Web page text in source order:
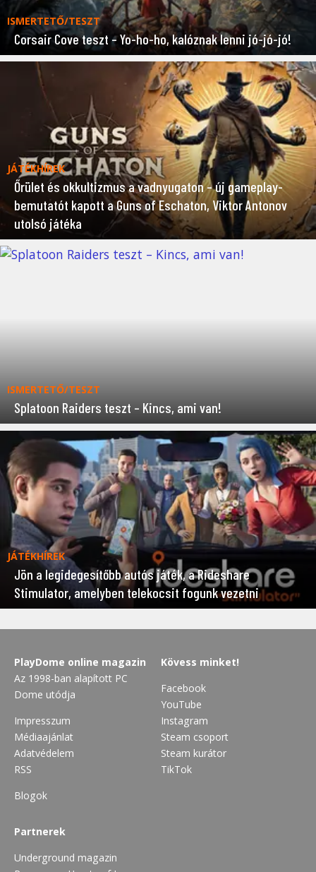
ISMERTETŐ/TESZT
Corsair Cove teszt – Yo-ho-ho, kalóznak lenni jó-jó-jó!
JÁTÉKHÍREK
Őrület és okkultizmus a vadnyugaton – új gameplay-
bemutatót kapott a Guns of Eschaton, Viktor Antonov
utolsó játéka
ISMERTETŐ/TESZT
Splatoon Raiders teszt – Kincs, ami van!
JÁTÉKHÍREK
Jön a legidegesítőbb autós játék, a Rideshare
Stimulator, amelyben telekocsit fogunk vezetni
PlayDome online magazin
Az 1998-ban alapított PC
Dome utódja
Impresszum
Médiaajánlat
Adatvédelem
RSS
Blogok
Kövess minket!
Facebook
YouTube
Instagram
Steam csoport
Steam kurátor
TikTok
Partnerek
Underground magazin